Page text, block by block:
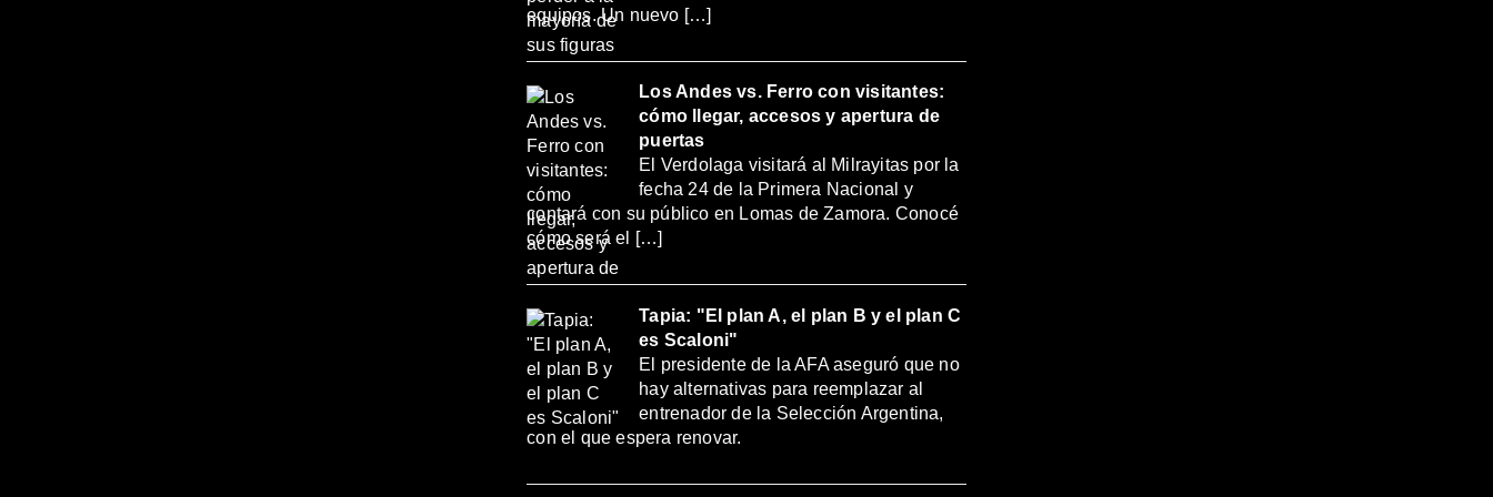
equipos. Un nuevo […]
Los Andes vs. Ferro con visitantes:
cómo llegar, accesos y apertura de
puertas
El Verdolaga visitará al Milrayitas por la
fecha 24 de la Primera Nacional y
contará con su público en Lomas de Zamora. Conocé
cómo será el […]
Tapia: "El plan A, el plan B y el plan C
es Scaloni"
El presidente de la AFA aseguró que no
hay alternativas para reemplazar al
entrenador de la Selección Argentina,
con el que espera renovar.